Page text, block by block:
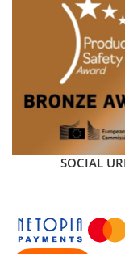
SOCIAL